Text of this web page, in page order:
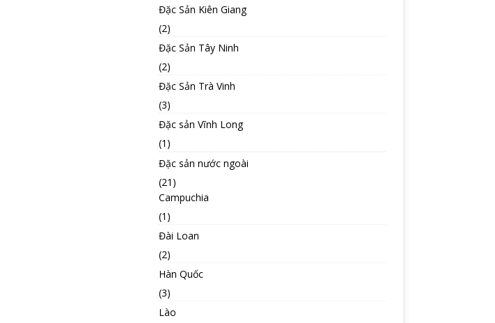
Đặc Sản Kiên Giang
(2)
Đặc Sản Tây Ninh
(2)
Đặc Sản Trà Vinh
(3)
Đặc sản Vĩnh Long
(1)
Đặc sản nước ngoài
(21)
Campuchia
(1)
Đài Loan
(2)
Hàn Quốc
(3)
Lào